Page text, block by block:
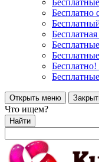
Бесплатно
Открыть меню
Что ищем?
Найти